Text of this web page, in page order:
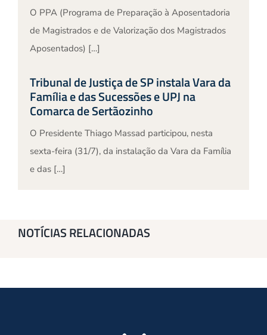
O PPA (Programa de Preparação à Aposentadoria
de Magistrados e de Valorização dos Magistrados
Aposentados) […]
Tribunal de Justiça de SP instala Vara da
Família e das Sucessões e UPJ na
Comarca de Sertãozinho
O Presidente Thiago Massad participou, nesta
sexta-feira (31/7), da instalação da Vara da Família
e das […]
NOTÍCIAS RELACIONADAS